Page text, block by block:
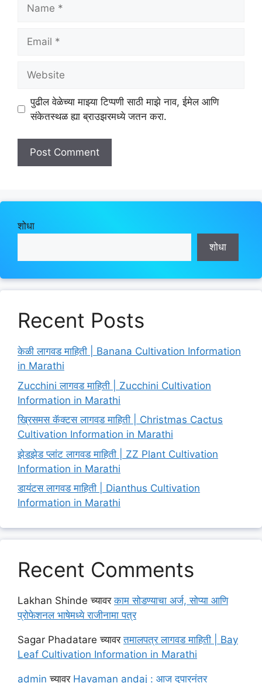
पुढील वेळेच्या माझ्या टिप्पणी साठी माझे नाव, ईमेल आणि
संकेतस्थळ ह्या ब्राउझरमध्ये जतन करा.
शोधा
शोधा
Recent Posts
केळी लागवड माहिती | Banana Cultivation Information
in Marathi
Zucchini लागवड माहिती | Zucchini Cultivation
Information in Marathi
ख्रिसमस कॅक्टस लागवड माहिती | Christmas Cactus
Cultivation Information in Marathi
झेडझेड प्लांट लागवड माहिती | ZZ Plant Cultivation
Information in Marathi
डायंटस लागवड माहिती | Dianthus Cultivation
Information in Marathi
Recent Comments
Lakhan Shinde च्यावरकाम सोडण्याचा अर्ज, सोप्या आणि
प्रोफेशनल भाषेमध्ये राजीनामा पत्र
Sagar Phadatare च्यावरतमालपत्र लागवड माहिती | Bay
Leaf Cultivation Information in Marathi
admin च्यावर Havaman andaj : आज दुपारनंतर